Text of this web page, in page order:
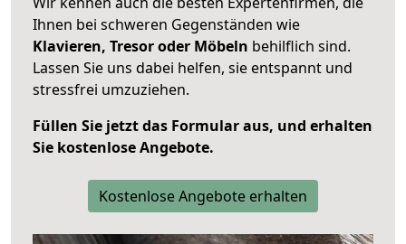
Ihnen bei schweren Gegenständen wie
Klavieren, Tresor oder Möbeln behilflich sind.
Lassen Sie uns dabei helfen, sie entspannt und
stressfrei umzuziehen.
Füllen Sie jetzt das Formular aus, und erhalten
Sie kostenlose Angebote.
Kostenlose Angebote erhalten